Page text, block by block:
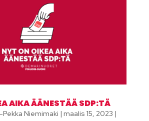
AIKA ÄÄNESTÄÄ SDP:TÄ
Niemimaki | maalis 15, 2023 |